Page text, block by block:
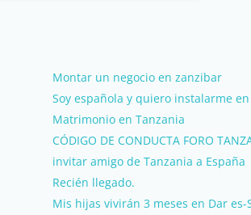
Montar un negocio en zanzibar
Soy española y quiero instalarme
Matrimonio en Tanzania
CÓDIGO DE CONDUCTA FORO
invitar amigo de Tanzania a España
Recién llegado.
Mis hijas vivirán 3 meses en Dar